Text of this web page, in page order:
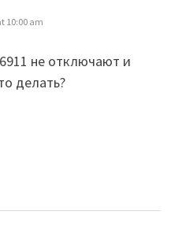
10:00 am
не отключают и
делать?